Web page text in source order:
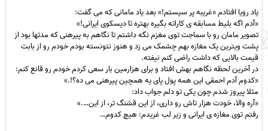
یاد رویا افتادم «غریبه پر سیستم!» بعد یاد مامانی که می گفت:
«آدم اگه بلیط مسابقه ی کاراته بگیره بهتره تا دیسکوی ایرانی!»
تصویر مامان رو با سماجت توی مغزم نگه داشتم تا نگاهم به پیرهنی که مدتها بود از
پشت ویترین یک مغازه بهم چشمک می زد و هنوز نتونسته بودم خودم رو از بابت
قیمت بالایی که داشت راضی کنم نیفته.
در آخرین لحظه نگاهم بهش افتاد و برای هزارمین بار سعی کردم خودم رو قانع کنم:
«کدوم آدم احمقی این همه پول پای یه همچین پیرهنی می ده؟!.»
مثلا پیروز شدم چون یکی تو دلم جواب داد:
«آره والا، خودت هزار تاش رو داری، از این قشنگ تر، از این….»
رفتم توی مغازه ی ایرانی و زیر لب غریدم: هیچ کدوم…